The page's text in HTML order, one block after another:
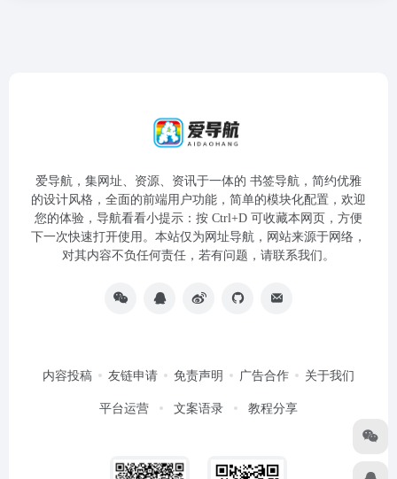
爱导航，集网址、资源、资讯于一体的 书签导航，简约优雅
的设计风格，全面的前端用户功能，简单的模块化配置，欢迎
您的体验，导航看看小提示：按 Ctrl+D 可收藏本网页，方便
下一次快速打开使用。本站仅为网址导航，网站来源于网络，
对其内容不负任何责任，若有问题，请联系我们。
内容投稿 友链申请 免责声明 广告合作 关于我们
平台运营 文案语录 教程分享